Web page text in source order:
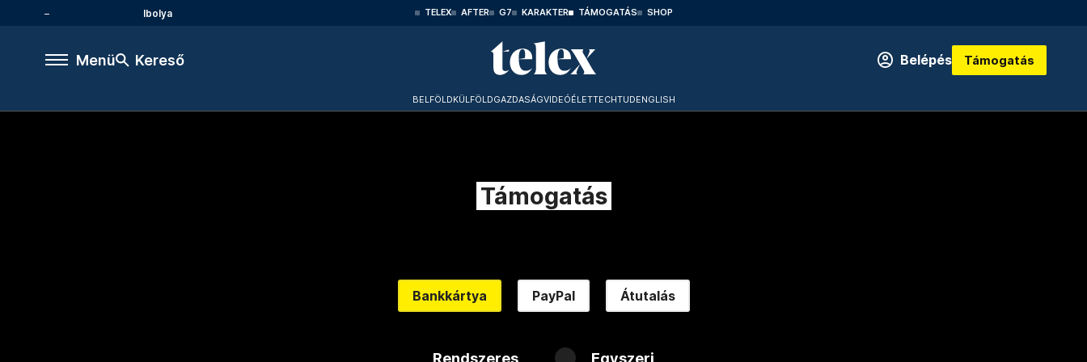
Ibolya TELEX AFTER G7 KARAKTER TÁMOGATÁS SHOP
Menü Kereső Belépés Támogatás
BELFÖLDKÜLFÖLDGAZDASÁGVIDEÓÉLETTECHTUDENGLISH
Támogatás
Bankkártya PayPal Átutalás
Rendszeres Egyszeri